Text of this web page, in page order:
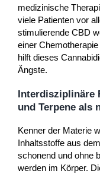
medizinische
viele Patienten vor
stimulierende CBD
einer
hilft dieses
Ängste.
Interdisziplinäre
und Terpene als
Kenner der Materie
Inhaltsstoffe aus
schonend und ohne
werden im Körper.